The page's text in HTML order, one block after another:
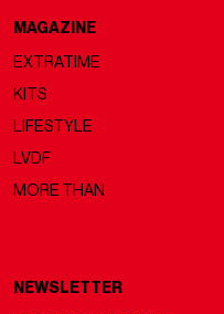
MAGAZINE
EXTRATIME
KITS
LIFESTYLE
LVDF
MORE THAN
NEWSLETTER